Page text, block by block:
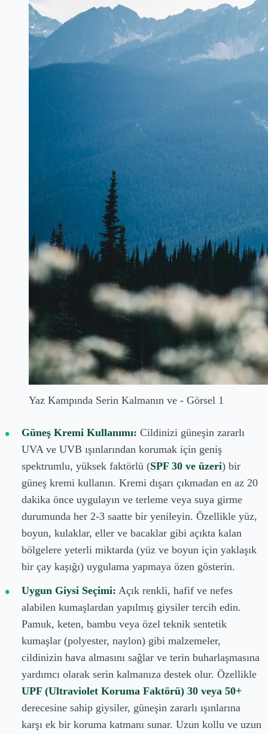
Yaz Kampında Serin Kalmanın ve - Görsel 1
Güneş Kremi Kullanımı: Cildinizi güneşin zararlı
UVA ve UVB ışınlarından korumak için geniş
spektrumlu, yüksek faktörlü (SPF 30 ve üzeri) bir
güneş kremi kullanın. Kremi dışarı çıkmadan en az 20
dakika önce uygulayın ve terleme veya suya girme
durumunda her 2-3 saatte bir yenileyin. Özellikle yüz,
boyun, kulaklar, eller ve bacaklar gibi açıkta kalan
bölgelere yeterli miktarda (yüz ve boyun için yaklaşık
bir çay kaşığı) uygulama yapmaya özen gösterin.
Uygun Giysi Seçimi: Açık renkli, hafif ve nefes
alabilen kumaşlardan yapılmış giysiler tercih edin.
Pamuk, keten, bambu veya özel teknik sentetik
kumaşlar (polyester, naylon) gibi malzemeler,
cildinizin hava almasını sağlar ve terin buharlaşmasına
yardımcı olarak serin kalmanıza destek olur. Özellikle
UPF (Ultraviolet Koruma Faktörü) 30 veya 50+
derecesine sahip giysiler, güneşin zararlı ışınlarına
karşı ek bir koruma katmanı sunar. Uzun kollu ve uzun